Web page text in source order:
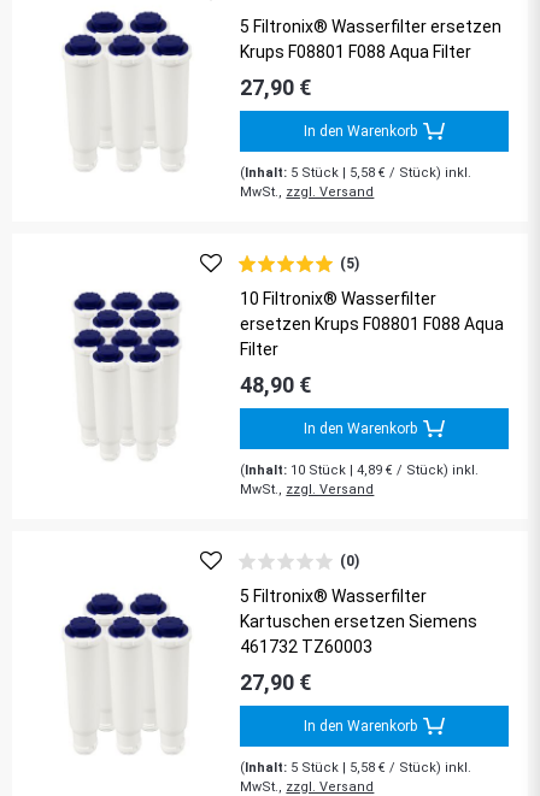
5 Filtronix® Wasserfilter ersetzen
Krups F08801 F088 Aqua Filter
27,90 €
In den Warenkorb
(Inhalt: 5 Stück | 5,58 € / Stück) inkl.
MwSt., zzgl. Versand
(5)
10 Filtronix® Wasserfilter
ersetzen Krups F08801 F088 Aqua
Filter
48,90 €
In den Warenkorb
(Inhalt: 10 Stück | 4,89 € / Stück) inkl.
MwSt., zzgl. Versand
(0)
5 Filtronix® Wasserfilter
Kartuschen ersetzen Siemens
461732 TZ60003
27,90 €
In den Warenkorb
(Inhalt: 5 Stück | 5,58 € / Stück) inkl.
MwSt., zzgl. Versand